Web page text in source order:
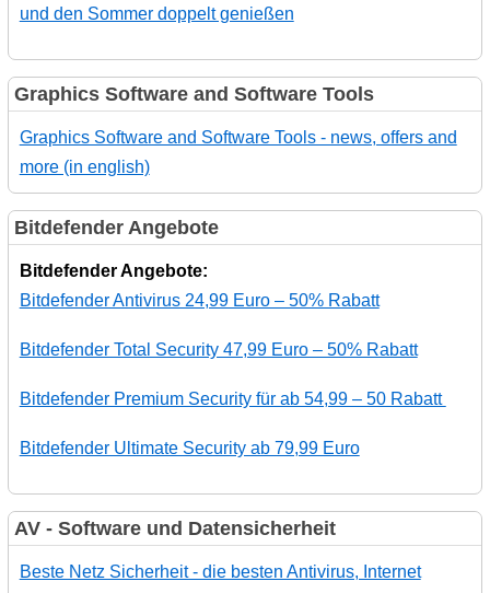
und den Sommer doppelt genießen
Graphics Software and Software Tools
Graphics Software and Software Tools - news, offers and
more (in english)
Bitdefender Angebote
Bitdefender Angebote:
Bitdefender Antivirus 24,99 Euro – 50% Rabatt
Bitdefender Total Security 47,99 Euro – 50% Rabatt
Bitdefender Premium Security für ab 54,99 – 50 Rabatt
Bitdefender Ultimate Security ab 79,99 Euro
AV - Software und Datensicherheit
Beste Netz Sicherheit - die besten Antivirus, Internet